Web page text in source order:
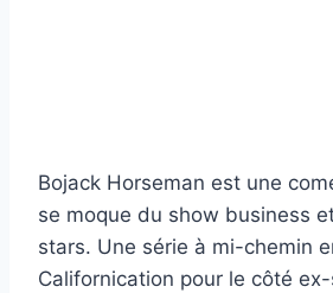
Bojack Horseman est une
se moque du show business
stars. Une série à mi-chemin
Californication pour le côté ex-